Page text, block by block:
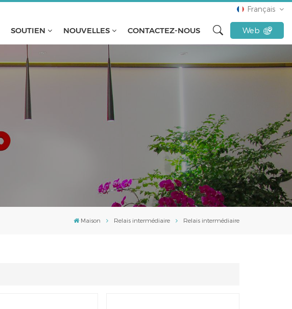
Français
español
Türkçe
Tiếng Việt
Indonesia
SOUTIEN NOUVELLES CONTACTEZ-NOUS Web
Maison Relais intermédiaire Relais intermédiaire